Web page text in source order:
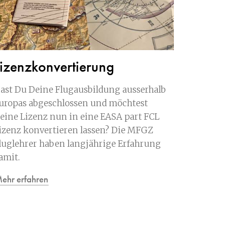
Du Deine Flugausbildung ausserhalb
abgeschlossen und möchtest
Lizenz nun in eine EASA part FCL
konvertieren lassen? Die MFGZ
haben langjährige Erfahrung
erfahren